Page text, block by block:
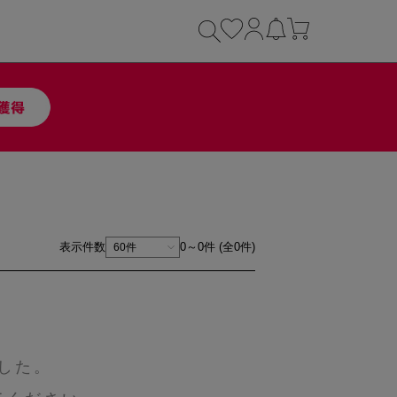
表示件数 0～0件 (全0件)
た。